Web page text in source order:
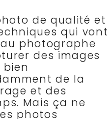
de qualité et
qui vont
photographe
des images
bien
de la
et des
Mais ça ne
photos